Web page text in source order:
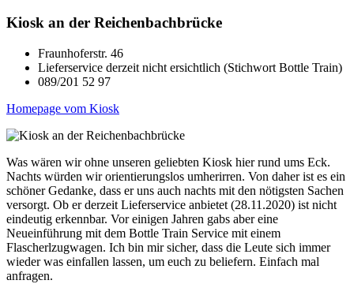
Kiosk an der Reichenbachbrücke
Fraunhoferstr. 46
Lieferservice derzeit nicht ersichtlich (Stichwort Bottle Train)
089/201 52 97
Homepage vom Kiosk
Was wären wir ohne unseren geliebten Kiosk hier rund ums Eck.
Nachts würden wir orientierungslos umherirren. Von daher ist es ein
schöner Gedanke, dass er uns auch nachts mit den nötigsten Sachen
versorgt. Ob er derzeit Lieferservice anbietet (28.11.2020) ist nicht
eindeutig erkennbar. Vor einigen Jahren gabs aber eine
Neueinführung mit dem Bottle Train Service mit einem
Flascherlzugwagen. Ich bin mir sicher, dass die Leute sich immer
wieder was einfallen lassen, um euch zu beliefern. Einfach mal
anfragen.